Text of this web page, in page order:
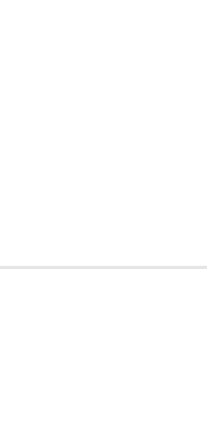
Elementi